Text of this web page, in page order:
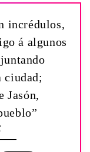
incrédulos,
á algunos
ciudad;
Jasón,